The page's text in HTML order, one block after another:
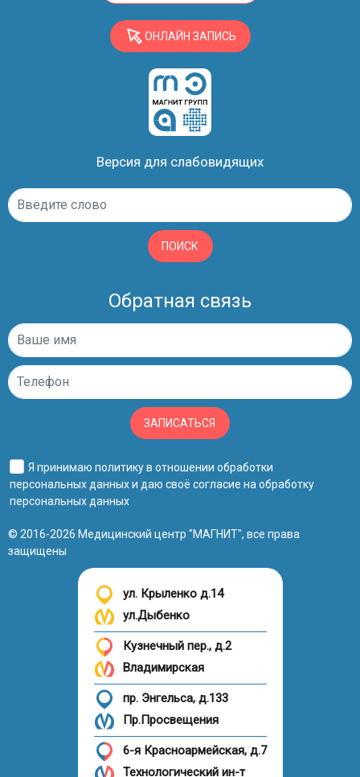
ОНЛАЙН ЗАПИСЬ
Версия для слабовидящих
ПОИСК
Обратная связь
ЗАПИСАТЬСЯ
Я принимаю политику в отношении обработки
персональных данныхи даю своё согласие на обработку
персональных данных
© 2016-2026 Медицинский центр "МАГНИТ", все права
защищены
ул. Крыленко д.14
ул.Дыбенко
Кузнечный пер., д.2
Владимирская
пр. Энгельса, д.133
Пр.Просвещения
6-я Красноармейская, д.7
Технологический ин-т